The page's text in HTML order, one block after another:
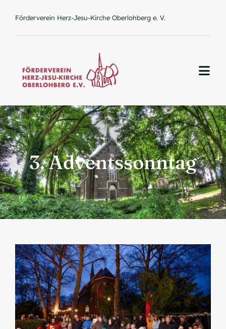
Inhalt
springen
Förderverein Herz-Jesu-Kirche Oberlohberg e. V.
Home
Über uns
Aktuelles
Kontakt
Mitglied werden
3. Adventssonntag